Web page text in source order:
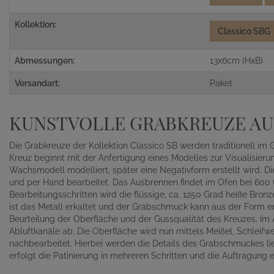
Kollektion:
Classico SBG
Abmessungen: 13x6cm (HxB)
Versandart: Paket
KUNSTVOLLE GRABKREUZE
Die Grabkreuze der Kollektion Classico SB werden traditionell im
Kreuz beginnt mit der Anfertigung eines Modelles zur
Wachsmodell modelliert, später eine Negativform erstellt wird.
und per Hand bearbeitet. Das Ausbrennen findet im Ofen bei
Bearbeitungsschritten wird die flüssige, ca. 1250 Grad heiße
ist das Metall erkaltet und der Grabschmuck kann aus der Form
Beurteilung der Oberfläche und der Gussqualität des Kreuzes.
Abluftkanäle ab. Die Oberfläche wird nun mittels Meißel,
nachbearbeitet. Hierbei werden die Details des Grabschmuckes
erfolgt die Patinierung in mehreren Schritten und die Auftragung